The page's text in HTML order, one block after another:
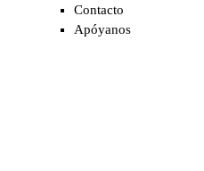
Contacto
Apóyanos